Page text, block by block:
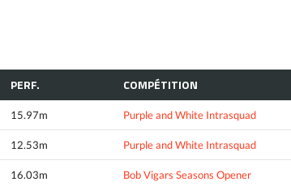
PERF. COMPÉTITION
15.97m Purple and White Intrasquad
12.53m Purple and White Intrasquad
16.03m Bob Vigars Seasons Opener